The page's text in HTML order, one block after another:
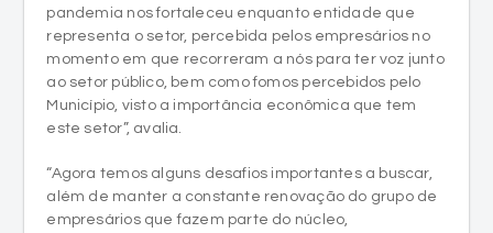
pandemia nos fortaleceu enquanto entidade que
representa o setor, percebida pelos empresários no
momento em que recorreram a nós para ter voz junto
ao setor público, bem como fomos percebidos pelo
Município, visto a importância econômica que tem
este setor”, avalia.
“Agora temos alguns desafios importantes a buscar,
além de manter a constante renovação do grupo de
empresários que fazem parte do núcleo,